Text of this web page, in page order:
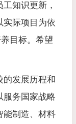
知识更新，
实际项目为依
目标。希望
的发展历程和
服务国家战略
能制造、材料